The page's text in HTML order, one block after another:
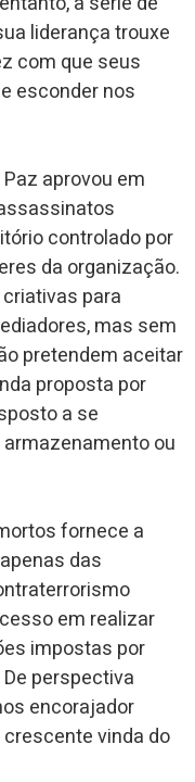
liderança trouxe
com que seus
esconder nos
aprovou em
controlado por
da organização.
para
mas sem
pretendem aceitar
proposta por
a se
ou
fornece a
das
em realizar
impostas por
perspectiva
encorajador
vinda do